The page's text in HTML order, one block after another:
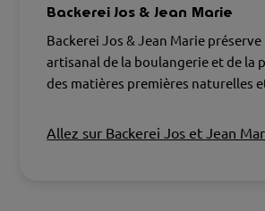
Backerei Jos & Jean Marie
Backerei Jos & Jean Marie
artisanal de la boulangerie et de la
des matières premières naturelles
qualité et l'artisanat se ressent dans
Allez sur Backerei Jos et Jean